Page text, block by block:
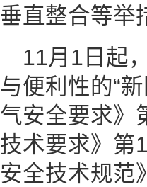
垂直整合等举
11月1日起
与便利性的“
气安全要求》
技术要求》第
安全技术规范